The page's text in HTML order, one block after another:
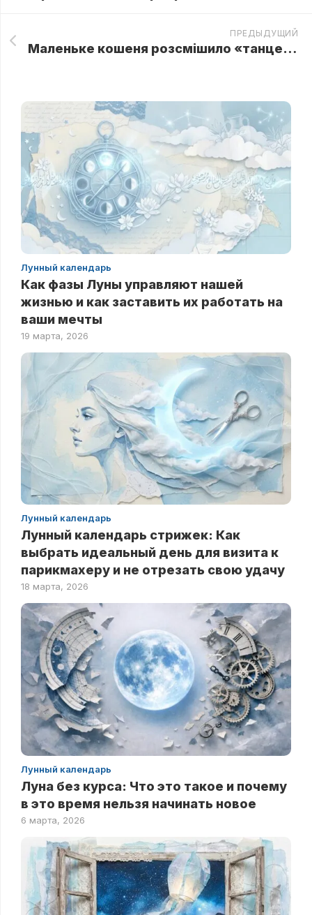
ПРЕДЫДУЩИЙ
Маленьке кошеня розсмішило «танцем» на слизькій підлозі
Лунный календарь
Как фазы Луны управляют нашей
жизнью и как заставить их работать на
ваши мечты
19 марта, 2026
Лунный календарь
Лунный календарь стрижек: Как
выбрать идеальный день для визита к
парикмахеру и не отрезать свою удачу
18 марта, 2026
Лунный календарь
Луна без курса: Что это такое и почему
в это время нельзя начинать новое
6 марта, 2026